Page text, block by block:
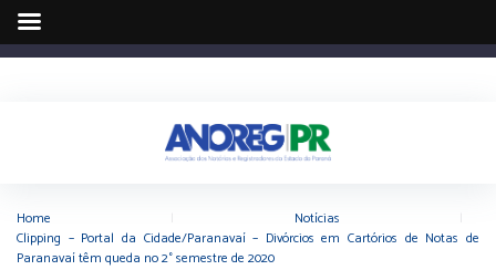
Home Notícias
Clipping – Portal da Cidade/Paranavaí – Divórcios em Cartórios de Notas de
Paranavaí têm queda no 2° semestre de 2020